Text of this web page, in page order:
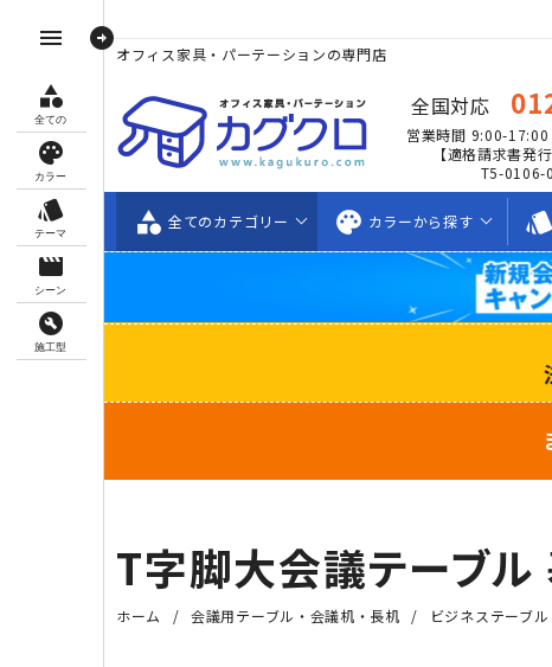
menu arrow_circle_right
category
全ての
palette
カラー
style
テーマ
movie_creation
シーン
build_circle
施工型
オフィス家具・パーテーションの専門店
全国対応
営業時間 9:00-17:00
【適格請求書発
T5-0106-
category 全てのカテゴリー palette カラーから探す style
T字脚大会議テーブ
ホーム 会議用テーブル・会議机・長机 ビジネステーブ